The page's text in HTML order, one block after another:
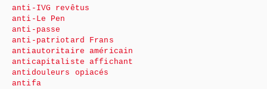
anti-IVG revêtus
anti-Le Pen
anti-passe
anti-patriotard Frans
antiautoritaire américain
anticapitaliste affichant
antidouleurs opiacés
antifa